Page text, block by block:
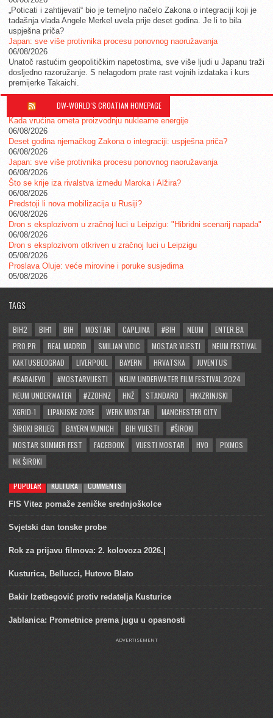
„Poticati i zahtijevati“ bio je temeljno načelo Zakona o integraciji koji je
tadašnja vlada Angele Merkel uvela prije deset godina. Je li to bila
uspješna priča?
Japan: sve više protivnika procesu ponovnog naoružavanja
06/08/2026
Unatoč rastućim geopolitičkim napetostima, sve više ljudi u Japanu traži
dosljedno razoružanje. S nelagodom prate rast vojnih izdataka i kurs
premijerke Takaichi.
DW-WORLD´S CROATIAN HOMEPAGE
Kada vrućina ometa proizvodnju nuklearne energije
06/08/2026
Deset godina njemačkog Zakona o integraciji: uspješna priča?
06/08/2026
Japan: sve više protivnika procesu ponovnog naoružavanja
06/08/2026
Što se krije iza rivalstva između Maroka i Alžira?
06/08/2026
Predstoji li nova mobilizacija u Rusiji?
06/08/2026
Dron s eksplozivom u zračnoj luci u Leipzigu: "Hibridni scenarij napada"
06/08/2026
Dron s eksplozivom otkriven u zračnoj luci u Leipzigu
05/08/2026
Proslava Oluje: veće mirovine i poruke susjedima
05/08/2026
TAGS
BIH2 BIH1 BIH MOSTAR CAPLJINA #BIH NEUM
ENTER.BA
PRO.PR
REAL MADRID SMILJAN VIDIC MOSTAR VIJESTI
NEUM FESTIVAL
KAKTUSBEOGRAD
LIVERPOOL BAYERN HRVATSKA
JUVENTUS
#SARAJEVO
#MOSTARVIJESTI
NEUM UNDERWATER FILM FESTIVAL 2024
NEUM UNDERWATER
#ZZOHNZ HNŽ STANDARD
HKKZRINJSKI
XGRID-1
LIPANJSKE ZORE WERK MOSTAR
MANCHESTER CITY
ŠIROKI BRIJEG
BAYERN MUNICH BIH VIJESTI
#ŠIROKI
MOSTAR SUMMER FEST
FACEBOOK VIJESTI MOSTAR HVO
PIXMOS
NK ŠIROKI
POPULAR KULTURA COMMENTS
FIS Vitez pomaže zeničke srednjoškolce
Svjetski dan tonske probe
Rok za prijavu filmova: 2. kolovoza 2026.|
Kusturica, Bellucci, Hutovo Blato
Bakir Izetbegović protiv redatelja Kusturice
Jablanica: Prometnice prema jugu u opasnosti
ADVERTISEMENT